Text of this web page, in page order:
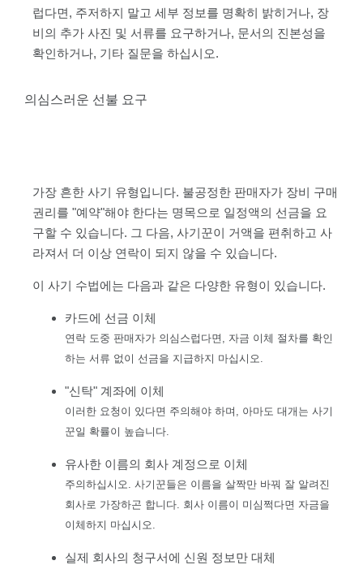
럽다면, 주저하지 말고 세부 정보를 명확히 밝히거나, 장
비의 추가 사진 및 서류를 요구하거나, 문서의 진본성을
확인하거나, 기타 질문을 하십시오.
의심스러운 선불 요구
가장 흔한 사기 유형입니다. 불공정한 판매자가 장비 구매
권리를 "예약"해야 한다는 명목으로 일정액의 선금을 요
구할 수 있습니다. 그 다음, 사기꾼이 거액을 편취하고 사
라져서 더 이상 연락이 되지 않을 수 있습니다.
이 사기 수법에는 다음과 같은 다양한 유형이 있습니다.
카드에 선금 이체
연락 도중 판매자가 의심스럽다면, 자금 이체 절차를 확인
하는 서류 없이 선금을 지급하지 마십시오.
"신탁" 계좌에 이체
이러한 요청이 있다면 주의해야 하며, 아마도 대개는 사기
꾼일 확률이 높습니다.
유사한 이름의 회사 계정으로 이체
주의하십시오. 사기꾼들은 이름을 살짝만 바꿔 잘 알려진
회사로 가장하곤 합니다. 회사 이름이 미심쩍다면 자금을
이체하지 마십시오.
실제 회사의 청구서에 신원 정보만 대체